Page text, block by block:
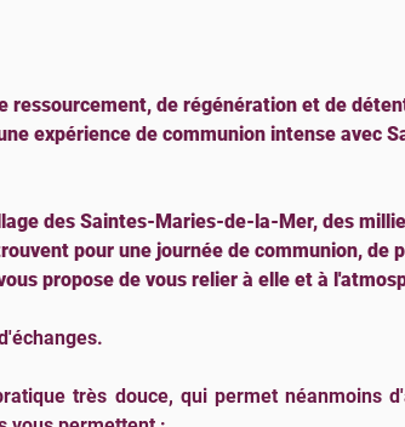
ressourcement, de régénération et de
expérience de communion intense avec
des Saintes-Maries-de-la-Mer, des
pour une journée de communion, de
propose de vous relier à elle et à
très douce, qui permet néanmoins